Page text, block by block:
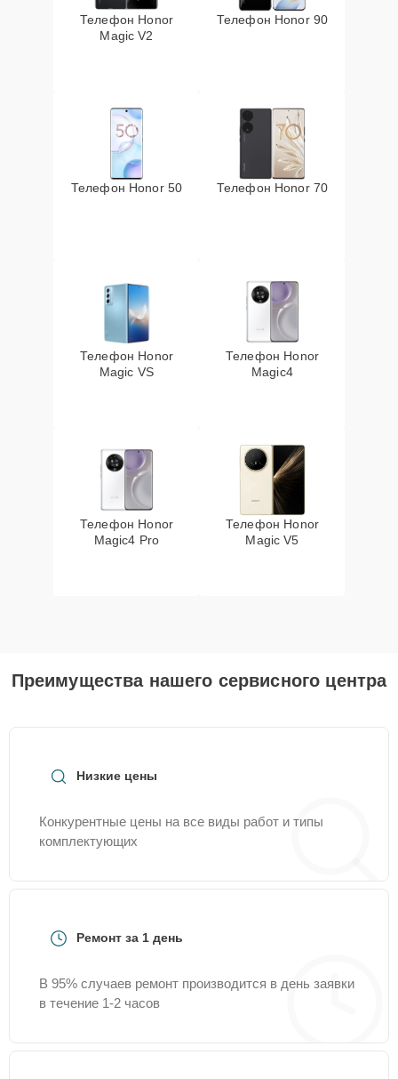
Телефон Honor
Magic V2
Телефон Honor 90
Телефон Honor 50 Телефон Honor 70
Телефон Honor
Magic VS
Телефон Honor
Magic4
Телефон Honor
Magic4 Pro
Телефон Honor
Magic V5
Преимущества нашего сервисного центра
Низкие цены
Конкурентные цены на все виды работ и типы
комплектующих
Ремонт за 1 день
В 95% случаев ремонт производится в день заявки
в течение 1-2 часов